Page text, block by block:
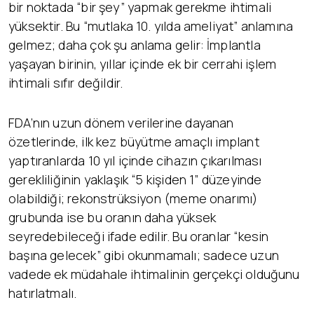
bir noktada “bir şey” yapmak gerekme ihtimali
yüksektir. Bu “mutlaka 10. yılda ameliyat” anlamına
gelmez; daha çok şu anlama gelir: İmplantla
yaşayan birinin, yıllar içinde ek bir cerrahi işlem
ihtimali sıfır değildir.
FDA’nın uzun dönem verilerine dayanan
özetlerinde, ilk kez büyütme amaçlı implant
yaptıranlarda 10 yıl içinde cihazın çıkarılması
gerekliliğinin yaklaşık “5 kişiden 1” düzeyinde
olabildiği; rekonstrüksiyon (meme onarımı)
grubunda ise bu oranın daha yüksek
seyredebileceği ifade edilir. Bu oranlar “kesin
başına gelecek” gibi okunmamalı; sadece uzun
vadede ek müdahale ihtimalinin gerçekçi olduğunu
hatırlatmalı.